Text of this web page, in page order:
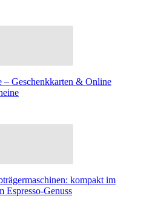
– Geschenkkarten & Online
kompakt im
Espresso-Genuss